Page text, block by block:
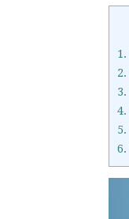
1.
2.
3.
4.
5.
6.